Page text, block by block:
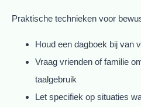
Praktische technieken voor
Houd een dagboek bij van
Vraag vrienden of familie
taalgebruik
Let specifiek op situaties